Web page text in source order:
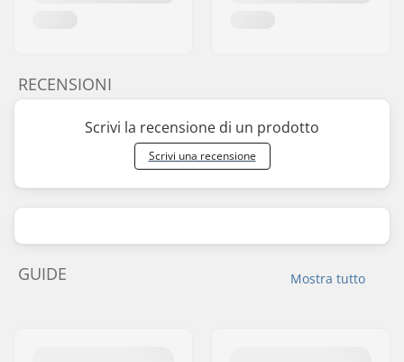
RECENSIONI
Scrivi la recensione di un prodotto
Scrivi una recensione
Mostra tutto
GUIDE